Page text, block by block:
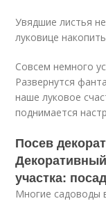
Увядшие листья
луковице
Совсем немного
Развернутся
наше луковое
поднимается
Посев
участка:
Многие садоводы